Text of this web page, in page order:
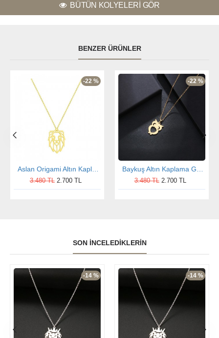
BÜTÜN KOLYELERI GÖR
BENZER ÜRÜNLER
-22 %
3.480 TL 2.700 TL
-22 %
3.480 TL 2.700 TL
SON İNCELEDIKLERIN
-14 % -14 %